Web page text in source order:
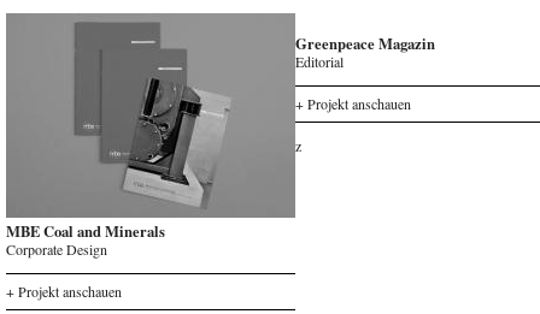
MBE Coal and Minerals
Corporate Design
+ Projekt anschauen
Greenpeace Magazin
Editorial
+ Projekt anschauen
z